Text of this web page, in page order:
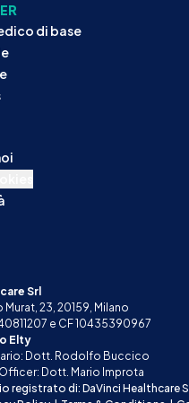
di base
Srl
23, 20159, Milano
e CF 10435390967
Elty
Dott. Rodolfo Buccico
Dott. Mario Improta
registrato di: DaVinci Healthcare